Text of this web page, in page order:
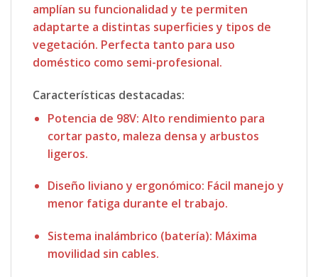
amplían su funcionalidad y te permiten
adaptarte a distintas superficies y tipos de
vegetación. Perfecta tanto para uso
doméstico como semi-profesional.
Características destacadas:
Potencia de 98V: Alto rendimiento para
cortar pasto, maleza densa y arbustos
ligeros.
Diseño liviano y ergonómico: Fácil manejo y
menor fatiga durante el trabajo.
Sistema inalámbrico (batería): Máxima
movilidad sin cables.